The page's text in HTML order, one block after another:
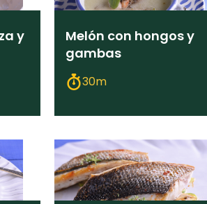
y
Melón con hongos y
gambas
30m